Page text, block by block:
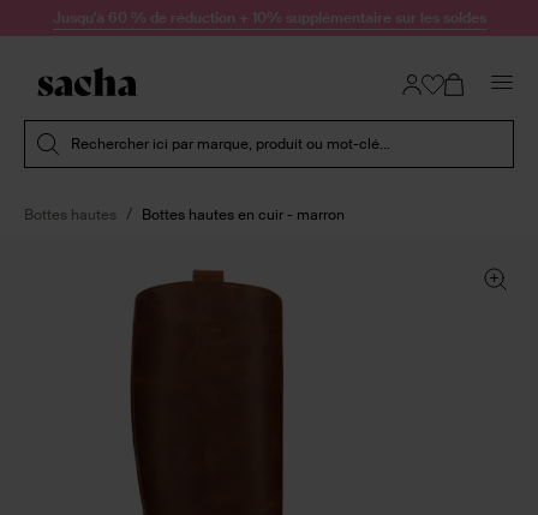
Passer au contenu
Jusqu'à 60 % de réduction + 10% supplémentaire sur les soldes
Rechercher ici par marque, produit ou mot-clé...
Bottes hautes Bottes hautes en cuir - marron